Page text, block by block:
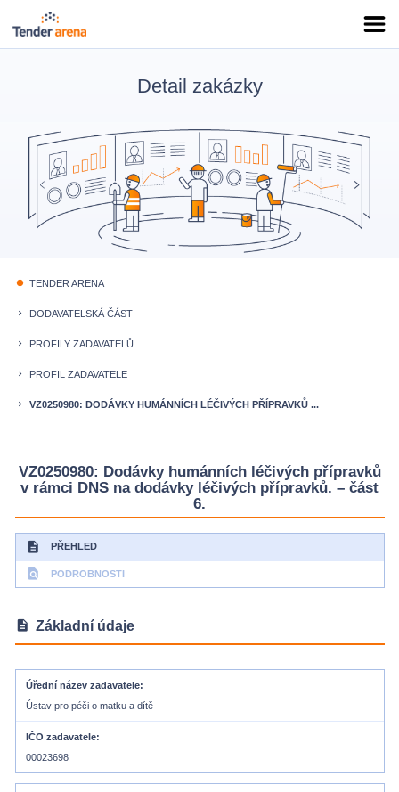
Detail zakázky
fiber_manual_record TENDER ARENA
keyboard_arrow_right DODAVATELSKÁ ČÁST
keyboard_arrow_right PROFILY ZADAVATELŮ
keyboard_arrow_right PROFIL ZADAVATELE
keyboard_arrow_right VZ0250980: DODÁVKY HUMÁNNÍCH LÉČIVÝCH PŘÍPRAVKŮ ...
VZ0250980: Dodávky humánních léčivých přípravků
v rámci DNS na dodávky léčivých přípravků. – část
6.
description PŘEHLED
find_in_page PODROBNOSTI
description Základní údaje
Úřední název zadavatele
Ústav pro péči o matku a dítě
IČO zadavatele
00023698